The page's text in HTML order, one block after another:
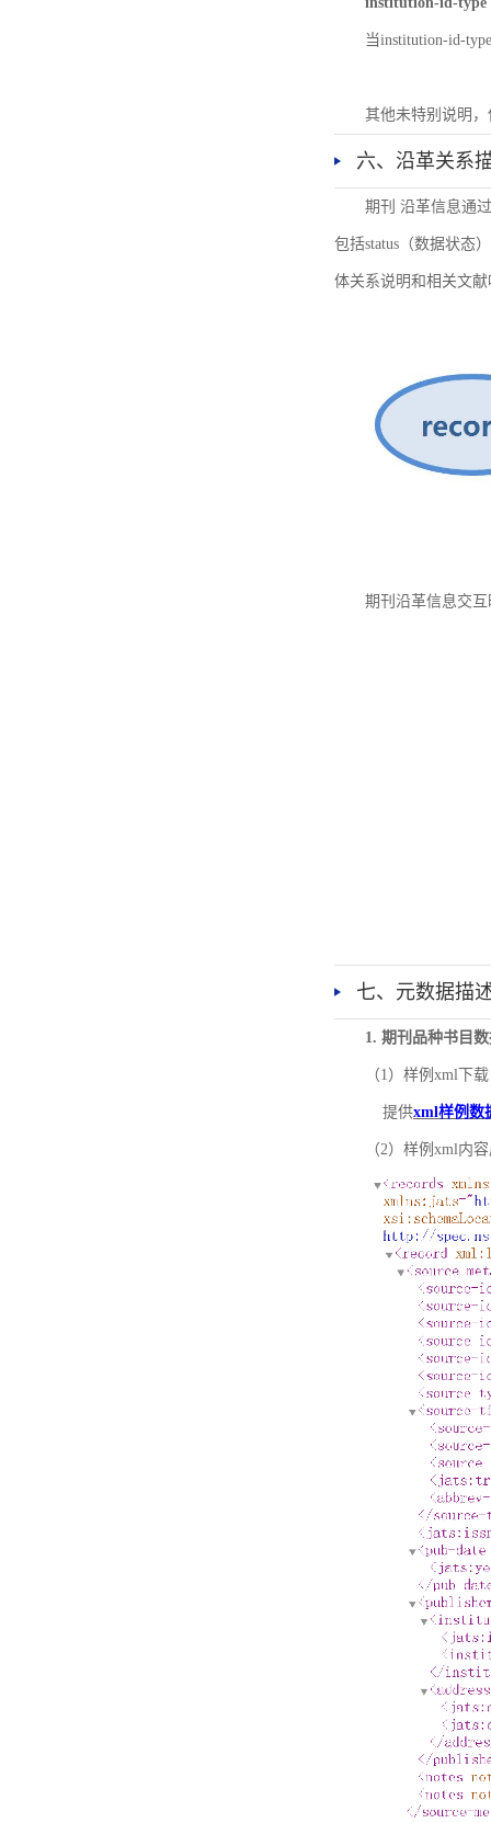
当institution-id-
其他未特别说明
六、沿革关系
期刊 沿革信息通
包括status（数据状态
体关系说明和相关文
期刊沿革信息交
七、元数据描
1. 期刊品种书目
（1）样例xml下载
提供xml样例数
（2）样例xml内